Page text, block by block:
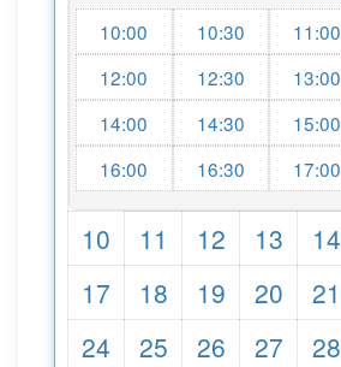
10:00 10:30 11:00
12:00
12:30 13:00
14:00
14:30 15:00
16:00
16:30 17:00
10 11 12 13 14
17
18 19 20 21
24
25 26 27 28